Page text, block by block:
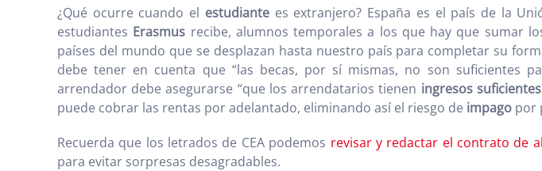
¿Qué ocurre cuando el estudiantees extranjero? España es el país de la
estudiantes Erasmus recibe, alumnos temporales a los que hay que sumar
países del mundo que se desplazan hasta nuestro país para completar su
debe tener en cuenta que “las becas, por sí mismas, no son suficientes
arrendador debe asegurarse “que los arrendatarios tienen ingresos suficientes
puede cobrar las rentas por adelantado, eliminando así el riesgo de impago por
Recuerda que los letrados de CEA podemos revisar y redactar el contrato de
para evitar sorpresas desagradables.